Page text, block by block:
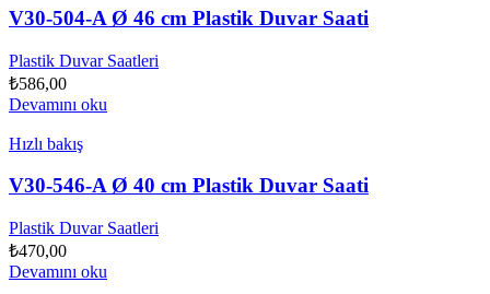
V30-504-A Ø 46 cm Plastik Duvar Saati
Plastik Duvar Saatleri
₺586,00
Devamını oku
Hızlı bakış
V30-546-A Ø 40 cm Plastik Duvar Saati
Plastik Duvar Saatleri
₺470,00
Devamını oku